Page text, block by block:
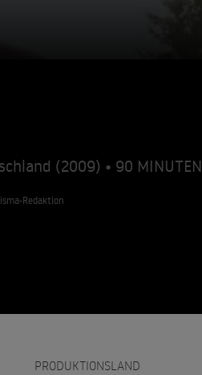
(2009) • 90 MINUTEN
Redaktion
PRODUKTIONSLAND